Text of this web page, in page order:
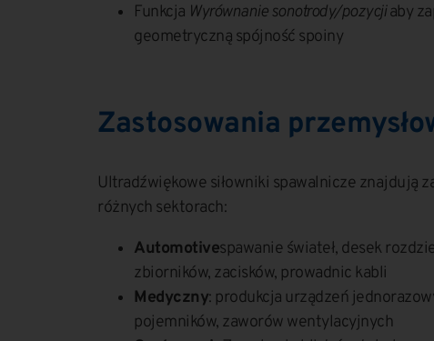
Funkcja Wyrównanie sonotrody/pozycjiaby
geometryczną spójność spoiny
Zastosowania
Ultradźwiękowe siłowniki spawalnicze znajdują
różnych sektorach:
Automotivespawanie świateł, desek
zbiorników, zacisków, prowadnic kabli
Medyczny: produkcja urządzeń
pojemników, zaworów wentylacyjnych